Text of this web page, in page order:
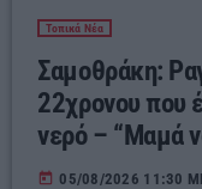
Τοπικά Νέα
Σαμοθράκη:
22χρονου που
νερό – “Μαμά
today 05/08/2026 11:30